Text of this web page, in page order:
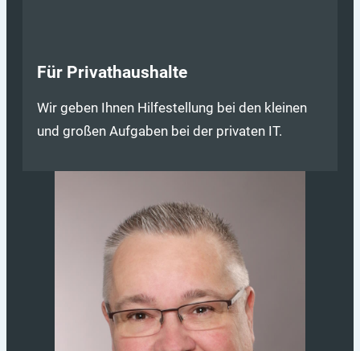
Für Privathaushalte
Wir geben Ihnen Hilfestellung bei den kleinen
und großen Aufgaben bei der privaten IT.